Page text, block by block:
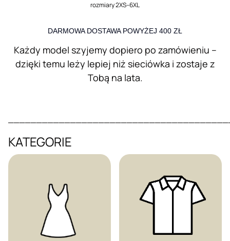
rozmiary 2XS–6XL
DARMOWA DOSTAWA POWYŻEJ 400 ZŁ
Każdy model szyjemy dopiero po zamówieniu –
dzięki temu leży lepiej niż sieciówka i zostaje z
Tobą na lata.
KATEGORIE